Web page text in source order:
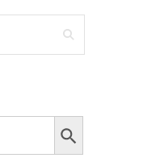
Search Button